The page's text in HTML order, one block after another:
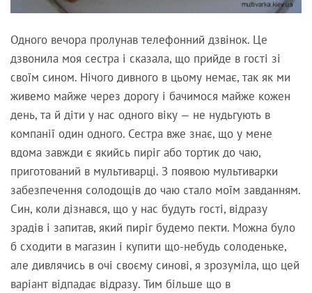
Одного вечора пролунав телефонний дзвінок. Це
дзвонила моя сестра і сказала, що прийде в гості зі
своїм сином. Нічого дивного в цьому немає, так як ми
живемо майже через дорогу і бачимося майже кожен
день, та й діти у нас одного віку — не нудьгують в
компанії один одного. Сестра вже знає, що у мене
вдома завжди є якийсь пиріг або тортик до чаю,
приготований в мультиварці. З появою мультиварки
забезпечення солодощів до чаю стало моїм завданням.
Син, коли дізнався, що у нас будуть гості, відразу
зрадів і запитав, який пиріг будемо пекти. Можна було
б сходити в магазин і купити що-небудь солоденьке,
але дивлячись в очі своєму синові, я зрозуміла, що цей
варіант відпадає відразу. Тим більше що в